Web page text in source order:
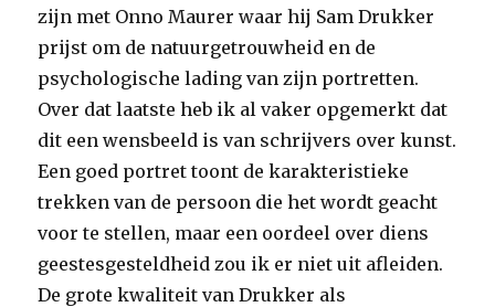
zijn met Onno Maurer waar hij Sam Drukker
prijst om de natuurgetrouwheid en de
psychologische lading van zijn portretten.
Over dat laatste heb ik al vaker opgemerkt dat
dit een wensbeeld is van schrijvers over kunst.
Een goed portret toont de karakteristieke
trekken van de persoon die het wordt geacht
voor te stellen, maar een oordeel over diens
geestesgesteldheid zou ik er niet uit afleiden.
De grote kwaliteit van Drukker als